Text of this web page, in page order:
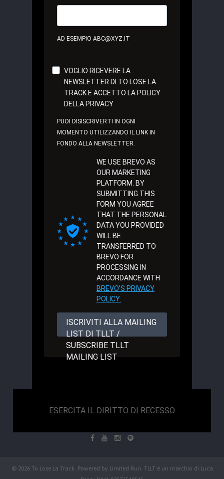
AD ESEMPIO ABC@XYZ.IT
VOGLIO RICEVERE LA
NEWSLETTER DI TO LOSE LA
TRACK E ACCETTO LA POLICY
DELLA PRIVACY.
PUOI DISISCRIVERTI IN OGNI
MOMENTO UTILIZZANDO IL LINK IN
FONDO ALLA NEWSLETTER.
WE USE BREVO AS
OUR MARKETING
PLATFORM. BY
SUBMITTING THIS
FORM YOU AGREE
THAT THE PERSONAL
DATA YOU PROVIDED
WILL BE
TRANSFERRED TO
BREVO FOR
PROCESSING IN
ACCORDANCE WITH
BREVO'S PRIVACY
POLICY.
ISCRIVITI ALLA MAILING
LIST DI TLLT /
SUBSCRIBE TLLT
MAILING LIST
ESERCITA IL DIRITTO DI RECESSO
© 2026 To Lose La Track. Powered by Limited Run . TLLT è un marchio di Luca